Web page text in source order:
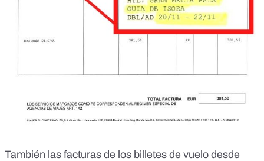
También las facturas de los billetes de vuelo desde